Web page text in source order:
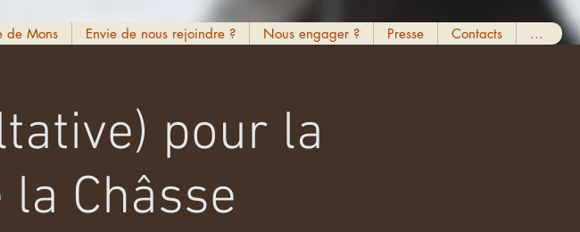
de Mons Envie de nous rejoindre ? Nous engager ? Presse Contacts ...
pour la
Châsse